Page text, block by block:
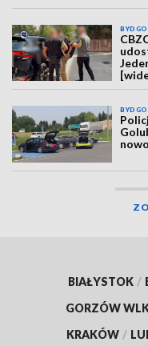
BIAŁYSTOK /
GORZÓW
KRAKÓW /